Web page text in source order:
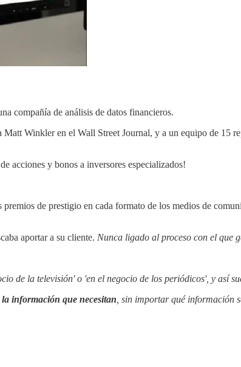
compañía de análisis de datos financieros.
Winkler en el Wall Street Journal, y a un equipo de 15
acciones y bonos a inversores especializados!
premios de prestigio en cada formato de los medios de
aportar a su cliente. Nunca ligado al proceso con el que
de la televisión' o 'en el negocio de los periódicos', y así
información que necesitan , sin importar qué información